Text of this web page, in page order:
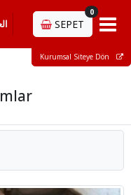
Kurumsal Siteye Dön
SEPET
0